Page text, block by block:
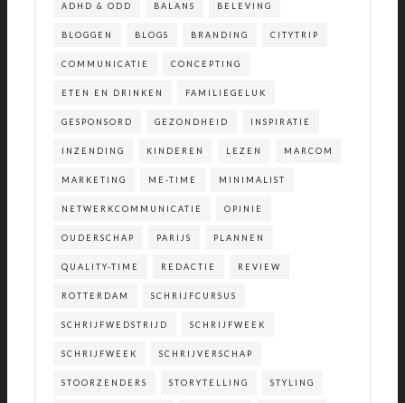
ADHD & ODD BALANS BELEVING
BLOGGEN BLOGS BRANDING CITYTRIP
COMMUNICATIE CONCEPTING
ETEN EN DRINKEN FAMILIEGELUK
GESPONSORD GEZONDHEID INSPIRATIE
INZENDING KINDEREN LEZEN MARCOM
MARKETING ME-TIME MINIMALIST
NETWERKCOMMUNICATIE OPINIE
OUDERSCHAP PARIJS PLANNEN
QUALITY-TIME REDACTIE REVIEW
ROTTERDAM SCHRIJFCURSUS
SCHRIJFWEDSTRIJD SCHRIJFWEEK
SCHRIJFWEEK SCHRIJVERSCHAP
STOORZENDERS STORYTELLING STYLING